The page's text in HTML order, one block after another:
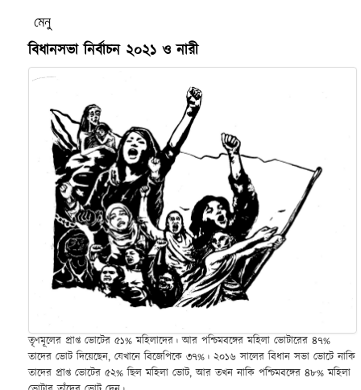
মেনু
বিধানসভা নির্বাচন ২০২১ ও নারী
তৃণমূলের প্রাপ্ত ভোটের ৫১% মহিলাদের। আর পশ্চিমবঙ্গের মহিলা ভোটারের ৪৭%
তাদের ভোট দিয়েছেন, যেখানে বিজেপিকে ৩৭%। ২০১৬ সালের বিধান সভা ভোটে নাকি
তাদের প্রাপ্ত ভোটের ৫২% ছিল মহিলা ভোট, আর তখন নাকি পশ্চিমবঙ্গের ৪৮% মহিলা